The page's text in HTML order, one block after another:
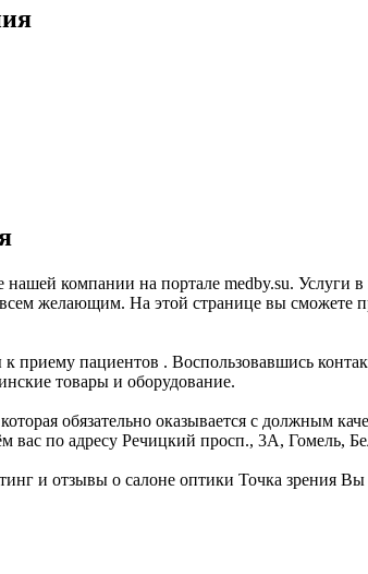
компании на портале medby.su.
желающим. На этой странице вы сможете
приему пациентов . Воспользовавшись
товары и оборудование.
обязательно оказывается с должным
вас по адресу Речицкий просп., 3А, Гомель,
и отзывы о салоне оптики Точка зрения